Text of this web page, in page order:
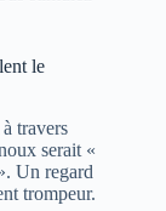
le
travers
serait «
Un regard
trompeur.